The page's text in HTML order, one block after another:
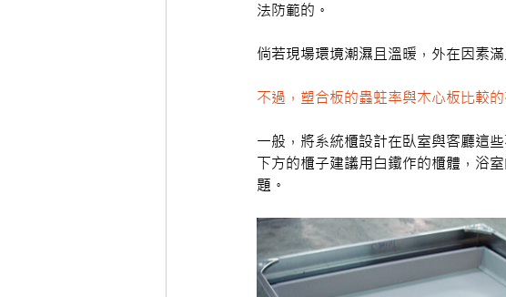
法防範的。
倘若現場環境潮濕且溫暖，外在因素
不過，塑合板的蟲蛀率與木心板比較的
一般，將系統櫃設計在臥室與客廳這
下方的櫃子建議用白鐵作的櫃體，浴
題。